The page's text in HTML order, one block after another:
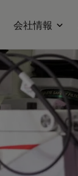
会社情報